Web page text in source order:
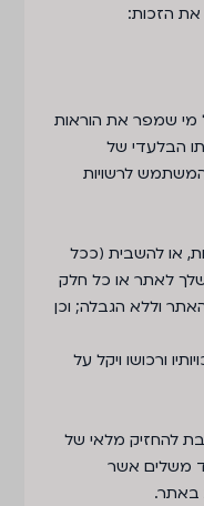
את הזכות:
מי שמפר את הוראות
הבלעדי של
המשתמש לרשויות
, או להשבית (ככל
לאתר או כל חלק
וללא הגבלה; וכן
ורכושו ויקל על
להחזיק מלאי של
משלים אשר
באתר.